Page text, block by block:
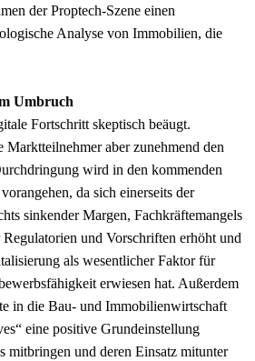
der Proptech-Szene einen
Analyse von Immobilien, die
Umbruch
Fortschritt skeptisch beäugt.
aber zunehmend den
wird in den kommenden
da sich einerseits der
sinkender Margen, Fachkräftemangels
und Vorschriften erhöht und
als wesentlicher Faktor für
erwiesen hat. Außerdem
in die Bau- und Immobilienwirtschaft
eine positive Grundeinstellung
mitbringen und deren Einsatz mitunter